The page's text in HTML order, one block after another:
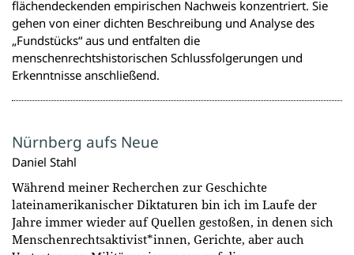
flächendeckenden empirischen Nachweis konzentriert. Sie
gehen von einer dichten Beschreibung und Analyse des
„Fundstücks“ aus und entfalten die
menschenrechtshistorischen Schlussfolgerungen und
Erkenntnisse anschließend.
Nürnberg aufs Neue
Daniel Stahl
Während meiner Recherchen zur Geschichte
lateinamerikanischer Diktaturen bin ich im Laufe der
Jahre immer wieder auf Quellen gestoßen, in denen sich
Menschenrechtsaktivist*innen, Gerichte, aber auch